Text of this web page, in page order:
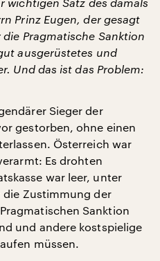
Prinz Eugen, der gesagt
Pragmatische Sanktion
ausgerüstetes und
Und das ist das Problem:
Sieger der
gestorben, ohne einen
Österreich war
Es drohten
war leer, unter
die Zustimmung der
Sanktion
und andere kostspielige
müssen.